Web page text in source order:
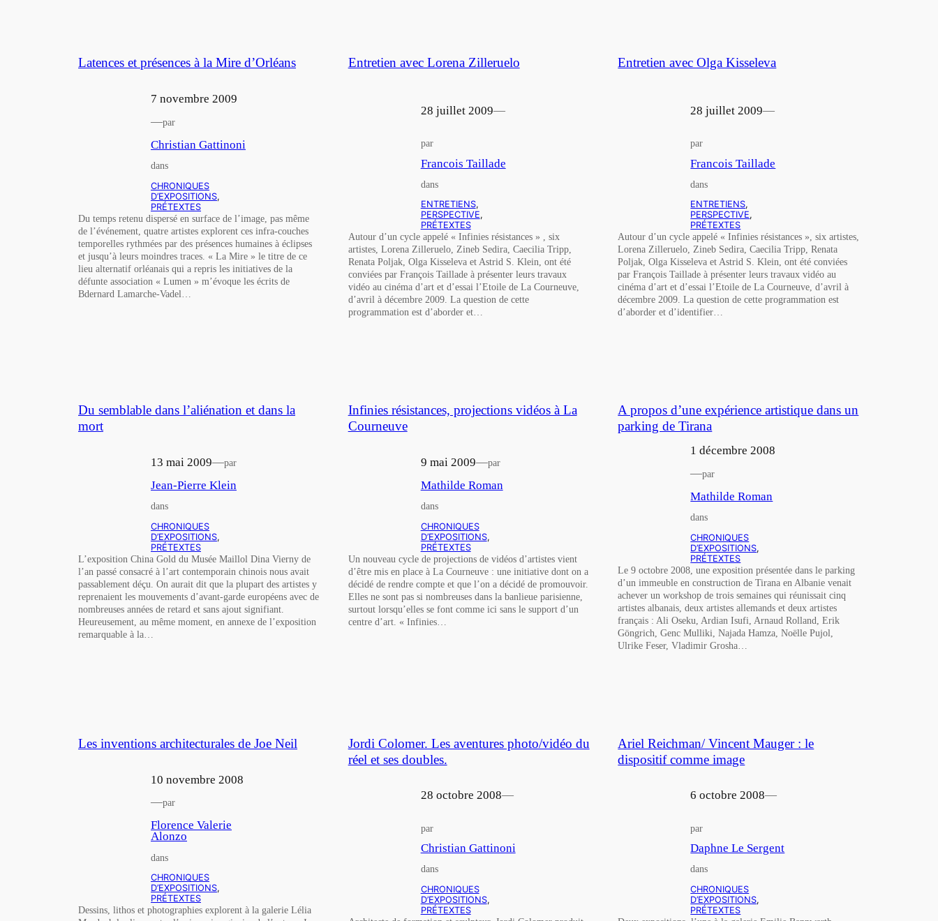
Latences et présences à la Mire d’Orléans
7 novembre 2009
—par
Christian Gattinoni
dans
CHRONIQUES
D’EXPOSITIONS
PRÉTEXTES
Du temps retenu dispersé en surface de l’image, pas même
de l’événement, quatre artistes explorent ces infra-couches
temporelles rythmées par des présences humaines à éclipses
et jusqu’à leurs moindres traces. « La Mire » le titre de ce
lieu alternatif orléanais qui a repris les initiatives de la
défunte association « Lumen » m’évoque les écrits de
Bdernard Lamarche-Vadel…
Entretien avec Lorena Zilleruelo
28 juillet 2009—
par
Francois Taillade
dans
ENTRETIENS
PERSPECTIVE
PRÉTEXTES
Autour d’un cycle appelé « Infinies résistances » , six
artistes, Lorena Zilleruelo, Zineb Sedira, Caecilia Tripp,
Renata Poljak, Olga Kisseleva et Astrid S. Klein, ont été
conviées par François Taillade à présenter leurs travaux
vidéo au cinéma d’art et d’essai l’Etoile de La Courneuve,
d’avril à décembre 2009. La question de cette
programmation est d’aborder et…
Entretien avec Olga Kisseleva
28 juillet 2009—
par
Francois Taillade
dans
ENTRETIENS
PERSPECTIVE
PRÉTEXTES
Autour d’un cycle appelé « Infinies résistances », six artistes,
Lorena Zilleruelo, Zineb Sedira, Caecilia Tripp, Renata
Poljak, Olga Kisseleva et Astrid S. Klein, ont été conviées
par François Taillade à présenter leurs travaux vidéo au
cinéma d’art et d’essai l’Etoile de La Courneuve, d’avril à
décembre 2009. La question de cette programmation est
d’aborder et d’identifier…
Du semblable dans l’aliénation et dans la
mort
13 mai 2009—par
Jean-Pierre Klein
dans
CHRONIQUES
D’EXPOSITIONS
PRÉTEXTES
L’exposition China Gold du Musée Maillol Dina Vierny de
l’an passé consacré à l’art contemporain chinois nous avait
passablement déçu. On aurait dit que la plupart des artistes y
reprenaient les mouvements d’avant-garde européens avec de
nombreuses années de retard et sans ajout signifiant.
Heureusement, au même moment, en annexe de l’exposition
remarquable à la…
Infinies résistances, projections vidéos à La
Courneuve
9 mai 2009—par
Mathilde Roman
dans
CHRONIQUES
D’EXPOSITIONS
PRÉTEXTES
Un nouveau cycle de projections de vidéos d’artistes vient
d’être mis en place à La Courneuve : une initiative dont on a
décidé de rendre compte et que l’on a décidé de promouvoir.
Elles ne sont pas si nombreuses dans la banlieue parisienne,
surtout lorsqu’elles se font comme ici sans le support d’un
centre d’art. « Infinies…
A propos d’une expérience artistique dans un
parking de Tirana
1 décembre 2008
—par
Mathilde Roman
dans
CHRONIQUES
D’EXPOSITIONS
PRÉTEXTES
Le 9 octobre 2008, une exposition présentée dans le parking
d’un immeuble en construction de Tirana en Albanie venait
achever un workshop de trois semaines qui réunissait cinq
artistes albanais, deux artistes allemands et deux artistes
français : Ali Oseku, Ardian Isufi, Arnaud Rolland, Erik
Göngrich, Genc Mulliki, Najada Hamza, Noëlle Pujol,
Ulrike Feser, Vladimir Grosha…
Les inventions architecturales de Joe Neil
10 novembre 2008
—par
Florence Valerie
Alonzo
dans
CHRONIQUES
D’EXPOSITIONS
PRÉTEXTES
Dessins, lithos et photographies explorent à la galerie Lélia
Jordi Colomer. Les aventures photo/vidéo du
réel et ses doubles.
28 octobre 2008—
par
Christian Gattinoni
dans
CHRONIQUES
D’EXPOSITIONS
PRÉTEXTES
Ariel Reichman/ Vincent Mauger : le
dispositif comme image
6 octobre 2008—
par
Daphne Le Sergent
dans
CHRONIQUES
D’EXPOSITIONS
PRÉTEXTES